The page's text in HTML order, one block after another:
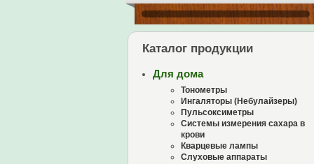
Каталог продукции
Для дома
Тонометры
Ингаляторы (Небулайзеры)
Пульсоксиметры
Системы измерения сахара в
крови
Кварцевые лампы
Слуховые аппараты